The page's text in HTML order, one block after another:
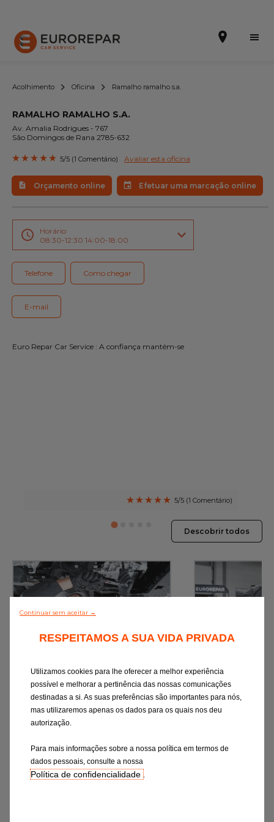
Efetuar uma marcação online
Orçamento online
A marca
Promoções
Noticias
Gama Eurorepar
Serviço cliente
Todas as oficinas
Acolhimento Oficina Ramalho ramalho s.a.
RAMALHO RAMALHO S.A.
Av. Amalia Rodrigues - 767
São Domingos de Rana 2785-632
5/5 (1 Comentário) Avaliar esta oficina
Orçamento online Efetuar uma marcação online
Horário
08:30-12:30 14:00-18:00
Telefone Como chegar
E-mail
Euro Repar Car Service : A confiança mantém-se
5/5 (1 Comentário)
Descobrir todos
Mudança de óleo
Os lubrificantes são a garantia do
funcionamento ideal do motor
Orçamento online
Efetuar uma marcação online
Verificação
essenciais e a
de desgaste
preconizações
Continuar sem aceitar →
RESPEITAMOS A SUA VIDA PRIVADA
Utilizamos cookies para lhe oferecer a melhor experiência
possível e melhorar a pertinência das nossas comunicações
destinadas a si. As suas preferências são importantes para nós,
mas utilizaremos apenas os dados para os quais nos deu
autorização.
Para mais informações sobre a nossa política em termos de
dados pessoais, consulte a nossa
Política de confidencialidade .